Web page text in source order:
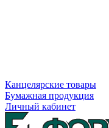
Канцелярские товары
Бумажная продукция
Личный кабинет